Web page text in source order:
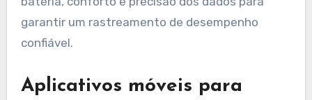
garantir um rastreamento de desempenho
confiável.
Aplicativos móveis para